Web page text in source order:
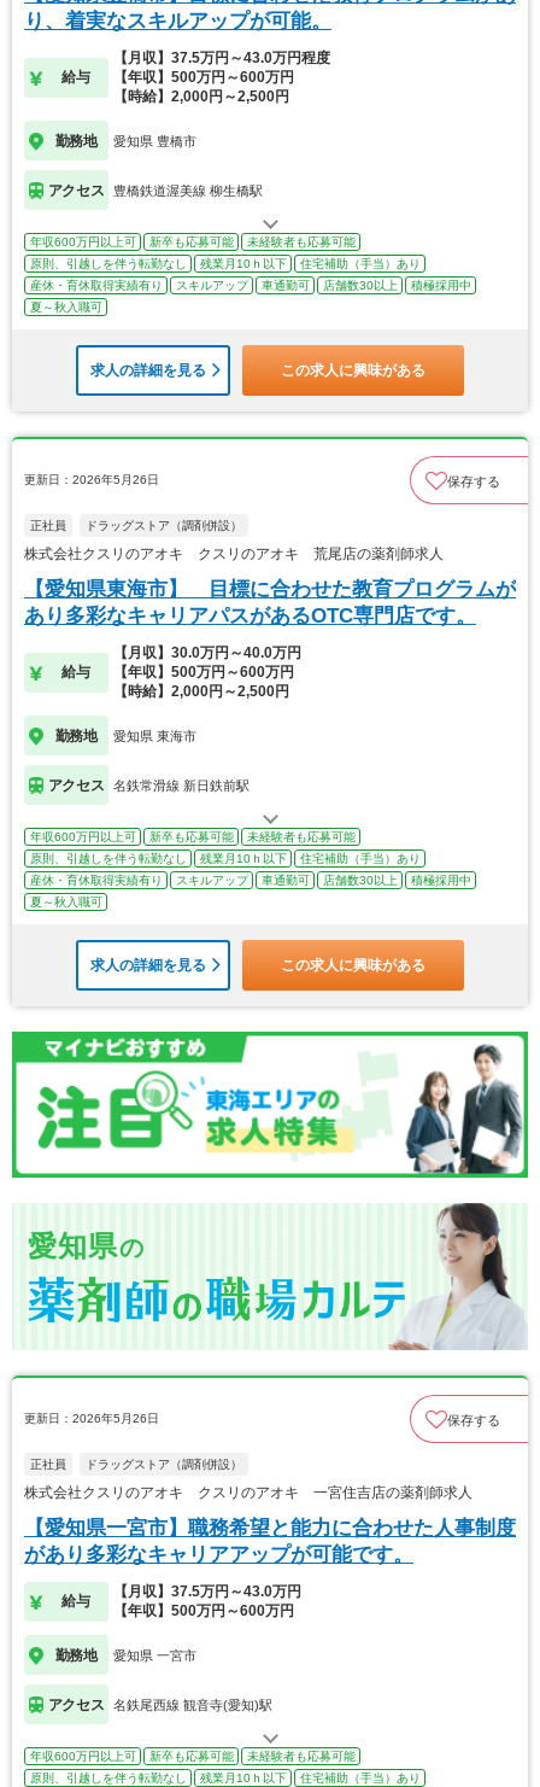
り、着実なスキルアップが可能。
給与
【月収】37.5万円～43.0万円程度
【年収】500万円～600万円
【時給】2,000円～2,500円
勤務地 愛知県 豊橋市
アクセス 豊橋鉄道渥美線 柳生橋駅
年収600万円以上可 新卒も応募可能
未経験者も応募可能
原則、引越しを伴う転勤なし
残業月10ｈ以下
住宅補助（手当）あり
産休・育休取得実績有り
スキルアップ 車通勤可 店舗数30以上
積極採用中
夏～秋入職可
求人の詳細を見る この求人に興味がある
更新日：2026年5月26日 保存する
正社員 ドラッグストア（調剤併設）
株式会社クスリのアオキ クスリのアオキ 荒尾店の薬剤師求人
【愛知県東海市】 目標に合わせた教育プログラムが
あり多彩なキャリアパスがあるOTC専門店です。
給与
【月収】30.0万円～40.0万円
【年収】500万円～600万円
【時給】2,000円～2,500円
勤務地 愛知県 東海市
アクセス 名鉄常滑線 新日鉄前駅
年収600万円以上可 新卒も応募可能
未経験者も応募可能
原則、引越しを伴う転勤なし
残業月10ｈ以下
住宅補助（手当）あり
産休・育休取得実績有り
スキルアップ 車通勤可 店舗数30以上
積極採用中
夏～秋入職可
求人の詳細を見る この求人に興味がある
愛知県の
更新日：2026年5月26日 保存する
正社員 ドラッグストア（調剤併設）
株式会社クスリのアオキ クスリのアオキ 一宮住吉店の薬剤師求人
【愛知県一宮市】職務希望と能力に合わせた人事制度
があり多彩なキャリアアップが可能です。
給与
【月収】37.5万円～43.0万円
【年収】500万円～600万円
勤務地 愛知県 一宮市
アクセス 名鉄尾西線 観音寺(愛知)駅
年収600万円以上可 新卒も応募可能
未経験者も応募可能
原則、引越しを伴う転勤なし
残業月10ｈ以下 住宅補助（手当）あり